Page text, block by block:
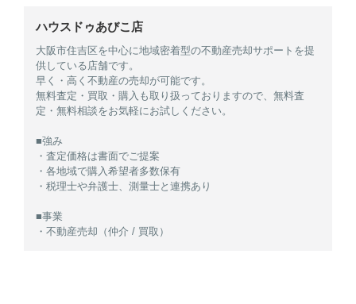
ハウスドゥあびこ店
大阪市住吉区を中心に地域密着型の不動産売却サポートを提
供している店舗です。
早く・高く不動産の売却が可能です。
無料査定・買取・購入も取り扱っておりますので、無料査
定・無料相談をお気軽にお試しください。
■強み
・査定価格は書面でご提案
・各地域で購入希望者多数保有
・税理士や弁護士、測量士と連携あり
■事業
・不動産売却（仲介 / 買取）